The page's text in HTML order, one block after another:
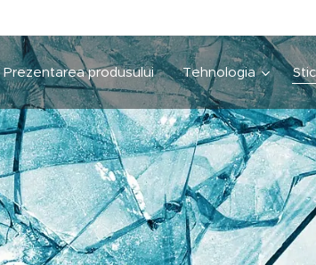
Prezentarea produsului Tehnologia